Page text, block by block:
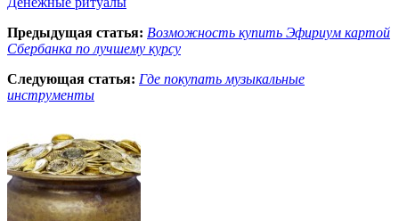
Предыдущая статья: Возможность купить Эфириум картой
Сбербанка по лучшему курсу
Следующая статья: Где покупать музыкальные
инструменты